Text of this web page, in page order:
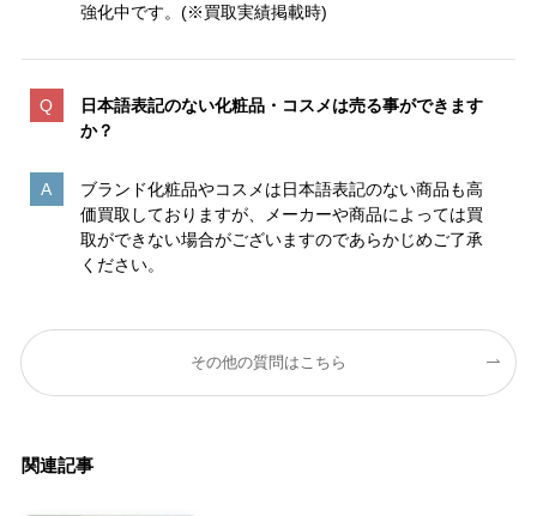
強化中です。(※買取実績掲載時)
日本語表記のない化粧品・コスメは売る事ができます
か？
ブランド化粧品やコスメは日本語表記のない商品も高
価買取しておりますが、メーカーや商品によっては買
取ができない場合がございますのであらかじめご了承
ください。
その他の質問はこちら
関連記事